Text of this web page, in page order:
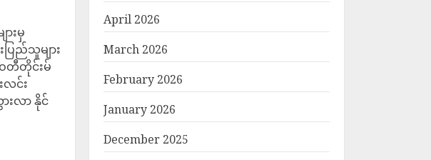
းမှ
ြည်သူများ
ဝတီတိုင်းမ်
င်း
းလာ နိုင်
April 2026
March 2026
February 2026
January 2026
December 2025